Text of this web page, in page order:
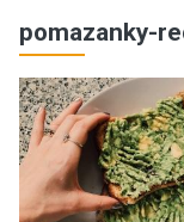
pomazanky-